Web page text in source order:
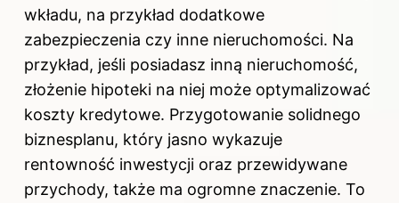
wkładu, na przykład dodatkowe
zabezpieczenia czy inne nieruchomości. Na
przykład, jeśli posiadasz inną nieruchomość,
złożenie hipoteki na niej może optymalizować
koszty kredytowe. Przygotowanie solidnego
biznesplanu, który jasno wykazuje
rentowność inwestycji oraz przewidywane
przychody, także ma ogromne znaczenie. To